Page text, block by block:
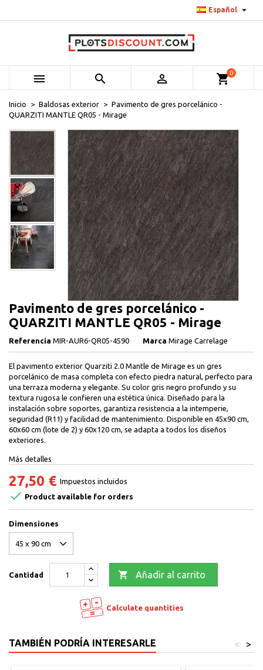
Español 
   shopping_cart0
Inicio Baldosas exterior
Pavimento de gres porcelánico -
QUARZITI MANTLE QR05 - Mirage
Pavimento de gres porcelánico -
QUARZITI MANTLE QR05 - Mirage
Referencia MIR-AUR6-QR05-4590 Marca Mirage Carrelage
El pavimento exterior Quarziti 2.0 Mantle de Mirage es un gres
porcelánico de masa completa con efecto piedra natural, perfecto para
una terraza moderna y elegante. Su color gris negro profundo y su
textura rugosa le confieren una estética única. Diseñado para la
instalación sobre soportes, garantiza resistencia a la intemperie,
seguridad (R11) y facilidad de mantenimiento. Disponible en 45x90 cm,
60x60 cm (lote de 2) y 60x120 cm, se adapta a todos los diseños
exteriores.
Más detalles
27,50 € Impuestos incluidos
 Product available for orders
Dimensiones
Cantidad  Añadir al carrito
Calculate quantities
TAMBIÉN PODRÍA INTERESARLE >
<